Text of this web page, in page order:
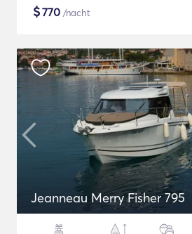
$770 /nacht
Jeanneau Merry Fisher 795